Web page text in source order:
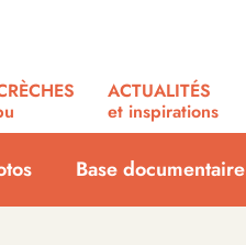
ACTUALITÉS
et inspirations
Base documentaire